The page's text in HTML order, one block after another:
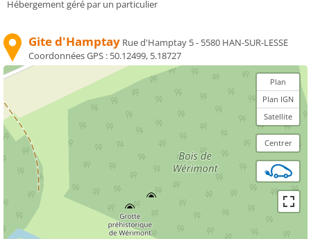
Hébergement géré par un particulier
Gite d'Hamptay Rue d'Hamptay 5 - 5580 HAN-SUR-LESSE
Coordonnées GPS : 50.12499, 5.18727
Plan
Plan IGN
Satellite
Centrer